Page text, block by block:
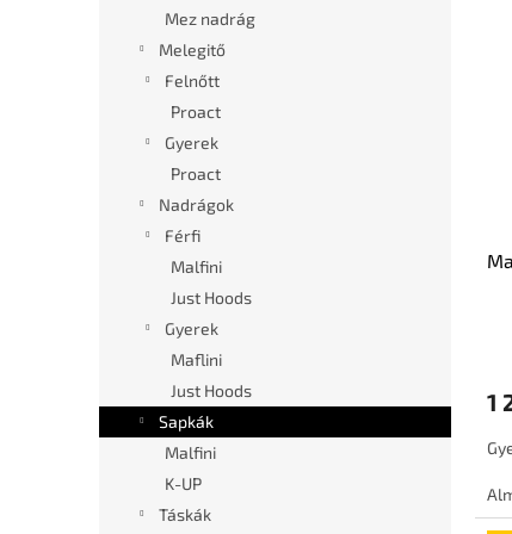
Mez nadrág
Melegitő
Felnőtt
Proact
Gyerek
Proact
Nadrágok
Férfi
Malfini
Just Hoods
Gyerek
Maflini
Just Hoods
Sapkák
Malfini
K-UP
Táskák
1